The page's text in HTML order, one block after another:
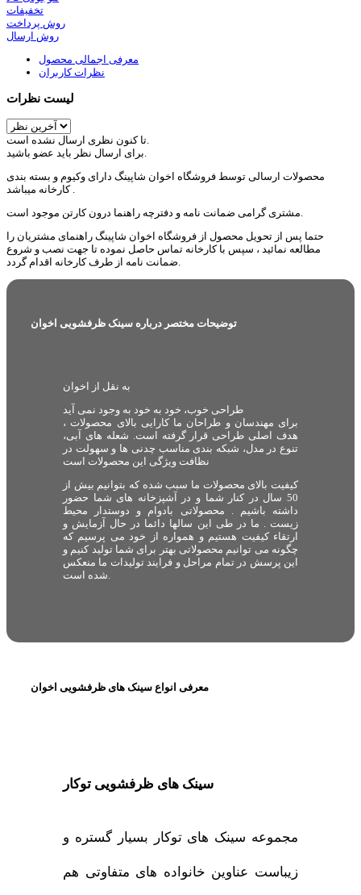
تخفیفات
روش پرداخت
روش ارسال
معرفی اجمالی محصول
نظرات کاربران
لیست نظرات
محصولات ارسالی توسط فروشگاه اخوان شاپینگ دارای وکیوم و بسته بندی
کارخانه میباشد .
حتما پس از تحویل محصول از فروشگاه اخوان شاپینگ راهنمای مشتریان را
مطالعه نمائید ، سپس با کارخانه تماس حاصل نموده تا جهت نصب و شروع
توضیحات مختصر درباره سینک ظرفشویی اخوان
به نقل از اخوان
طراحی خوب، خود به خود به وجود نمی آید
برای مهندسان و طراحان ما کارایی بالای محصولات ،
هدف اصلی طراحی قرار گرفته است. شعله های آبی،
تنوع در مدل، شبکه بندی مناسب چدنی ها و سهولت در
نظافت ویژگی این محصولات است
کیفیت بالای محصولات ما سبب شده که بتوانیم بیش از
50 سال در کنار شما و در آشپزخانه های شما حضور
داشته باشیم . محصولاتی بادوام و دوستدار محیط
زیست . ما در طی این سالها دائما در حال آزمایش و
ارتقاء کیفیت هستیم و همواره از خود می پرسیم که
چگونه می توانیم محصولاتی بهتر برای شما تولید کنیم و
این پرسش در تمام مراحل و فرایند تولیدات ما منعکس
شده است.
معرفی انواع سینک های ظرفشویی اخوان
سینک های ظرفشویی توکار
مجموعه سینک های توکار بسیار گستره و
زیباست عناوین خانواده های متفاوتی هم